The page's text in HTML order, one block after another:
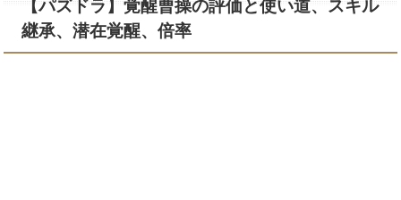
【パズドラ】覚醒曹操の評価と使い道、スキル
継承、潜在覚醒、倍率